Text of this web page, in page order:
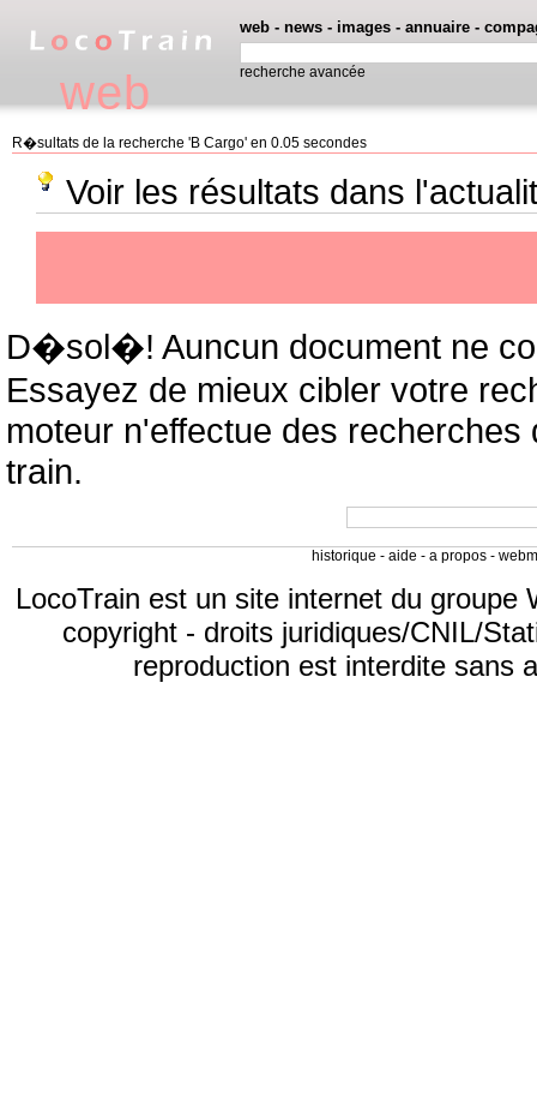
web
web - news - images - annuaire -
recherche avancée
R�sultats de la recherche 'B Cargo' en 0.05 secondes
Voir les résultats dans
D�sol�! Auncun document ne
Essayez de mieux cibler votre
moteur n'effectue des recherches
train.
historique - aide - a propos-
LocoTrain est un site internet du groupe
copyright- droits juridiques/CNIL/
reproduction est interdite sans